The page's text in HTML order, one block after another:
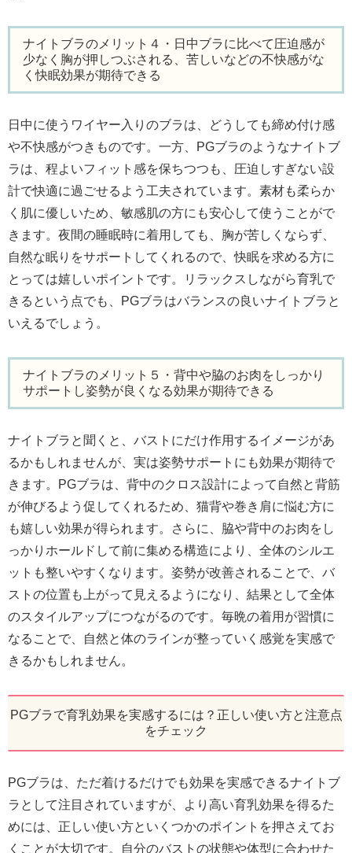
ナイトブラのメリット４・日中ブラに比べて圧迫感が
少なく胸が押しつぶされる、苦しいなどの不快感がな
く快眠効果が期待できる
日中に使うワイヤー入りのブラは、どうしても締め付け感
や不快感がつきものです。一方、PGブラのようなナイトブ
ラは、程よいフィット感を保ちつつも、圧迫しすぎない設
計で快適に過ごせるよう工夫されています。素材も柔らか
く肌に優しいため、敏感肌の方にも安心して使うことがで
きます。夜間の睡眠時に着用しても、胸が苦しくならず、
自然な眠りをサポートしてくれるので、快眠を求める方に
とっては嬉しいポイントです。リラックスしながら育乳で
きるという点でも、PGブラはバランスの良いナイトブラと
いえるでしょう。
ナイトブラのメリット５・背中や脇のお肉をしっかり
サポートし姿勢が良くなる効果が期待できる
ナイトブラと聞くと、バストにだけ作用するイメージがあ
るかもしれませんが、実は姿勢サポートにも効果が期待で
きます。PGブラは、背中のクロス設計によって自然と背筋
が伸びるよう促してくれるため、猫背や巻き肩に悩む方に
も嬉しい効果が得られます。さらに、脇や背中のお肉をし
っかりホールドして前に集める構造により、全体のシルエ
ットも整いやすくなります。姿勢が改善されることで、バ
ストの位置も上がって見えるようになり、結果として全体
のスタイルアップにつながるのです。毎晩の着用が習慣に
なることで、自然と体のラインが整っていく感覚を実感で
きるかもしれません。
PGブラで育乳効果を実感するには？正しい使い方と注意点
をチェック
PGブラは、ただ着けるだけでも効果を実感できるナイトブ
ラとして注目されていますが、より高い育乳効果を得るた
めには、正しい使い方といくつかのポイントを押さえてお
くことが大切です。自分のバストの状態や体型に合わせた